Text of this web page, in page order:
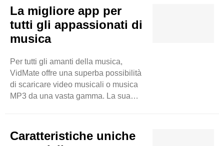
TV come Sony TV, Zee TV e altri.
Quindi, gli utenti hanno una buona
possibilità di godersi i loro programmi
TV desiderati in tempo reale. Sarà
per loro. Si può dire che VidMate può
essere utilizzato per scopi ..
La migliore app per
tutti gli appassionati di
musica
Per tutti gli amanti della musica,
VidMate offre una superba possibilità
di scaricare video musicali o musica
MP3 da una vasta gamma. La sua
fluida. Quindi, sentiti libero di
incollare l'URL selezionato e il link
Caratteristiche uniche